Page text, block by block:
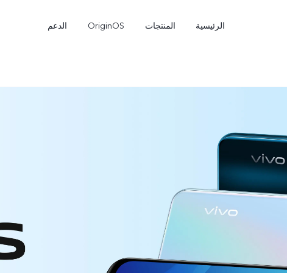
الرئيسية المنتجات OriginOS الدعم